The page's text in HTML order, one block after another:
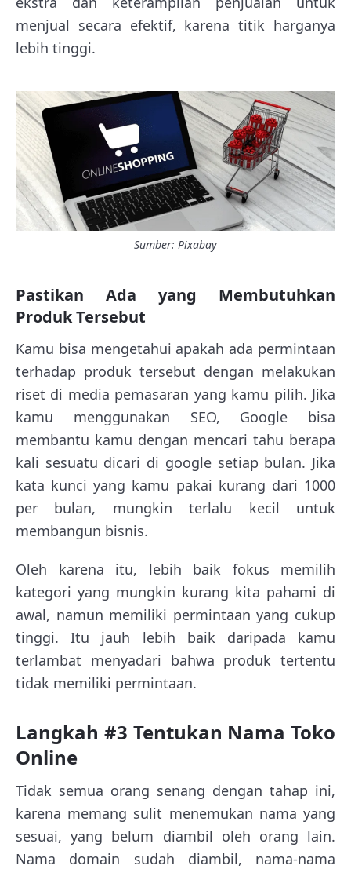
menjual secara efektif, karena titik harganya
lebih tinggi.
Sumber: Pixabay
Pastikan Ada yang Membutuhkan
Produk Tersebut
Kamu bisa mengetahui apakah ada permintaan
terhadap produk tersebut dengan melakukan
riset di media pemasaran yang kamu pilih. Jika
kamu menggunakan SEO, Google bisa
membantu kamu dengan mencari tahu berapa
kali sesuatu dicari di google setiap bulan. Jika
kata kunci yang kamu pakai kurang dari 1000
per bulan, mungkin terlalu kecil untuk
membangun bisnis.
Oleh karena itu, lebih baik fokus memilih
kategori yang mungkin kurang kita pahami di
awal, namun memiliki permintaan yang cukup
tinggi. Itu jauh lebih baik daripada kamu
terlambat menyadari bahwa produk tertentu
tidak memiliki permintaan.
Langkah #3 Tentukan Nama Toko
Online
Tidak semua orang senang dengan tahap ini,
karena memang sulit menemukan nama yang
sesuai, yang belum diambil oleh orang lain.
Nama domain sudah diambil, nama-nama